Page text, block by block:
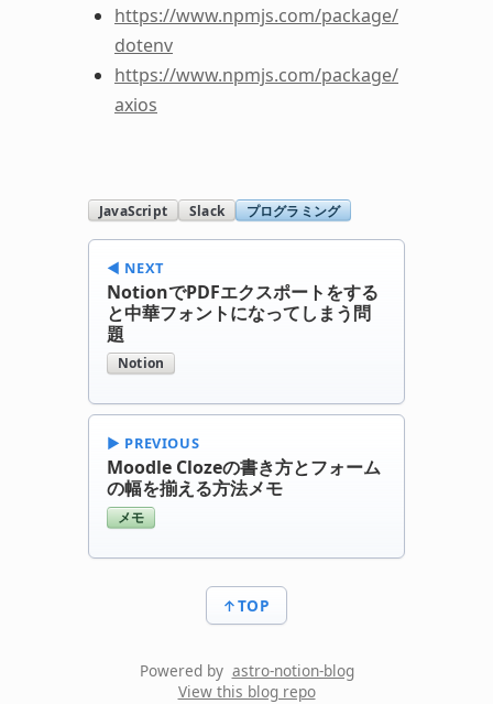
https://www.npmjs.com/package/
dotenv
https://www.npmjs.com/package/
axios
JavaScript Slack プログラミング
◀︎ NEXT
NotionでPDFエクスポートをする
と中華フォントになってしまう問
題
Notion
▶︎ PREVIOUS
Moodle Clozeの書き方とフォーム
の幅を揃える方法メモ
メモ
↑TOP
Powered by astro-notion-blog
View this blog repo